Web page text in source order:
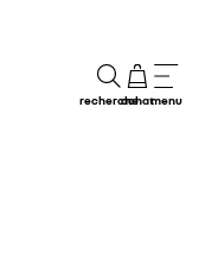
rechercheachatmenu